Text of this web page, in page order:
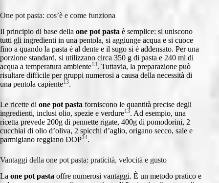
One pot pasta: cos’è e come funziona
Il principio di base della one pot pasta è semplice: si uniscono
tutti gli ingredienti in una pentola, si aggiunge acqua e si cuoce
fino a quando la pasta è al dente e il sugo si è addensato. Per una
porzione standard, si utilizzano circa 350 g di pasta e 240 ml di
acqua a temperatura ambiente13. Tuttavia, la preparazione può
risultare difficile per gruppi numerosi a causa della necessità di
una pentola capiente13.
Le ricette di one pot pasta forniscono le quantità precise degli
ingredienti, inclusi olio, spezie e verdure13. Ad esempio, una
ricetta prevede 200g di pennette rigate, 400g di pomodorini, 2
cucchiai di olio d’oliva, 2 spicchi d’aglio, origano secco, sale e
parmigiano reggiano DOP14.
Vantaggi della one pot pasta: praticità, velocità e gusto
La one pot pasta offre numerosi vantaggi. È un metodo pratico e